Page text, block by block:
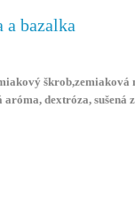
a bazalka
dextróza, sušená